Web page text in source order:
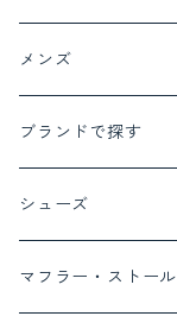
ジャケット アウター
ジャケット
コート
トップス
Tシャツ
ブラウス
ボトム
デニム
ワンピース
メンズ
ボトム
デニム
トップス
ブランドで探す
ayane
MONILE
シューズ
パンプス
マフラー・ストー